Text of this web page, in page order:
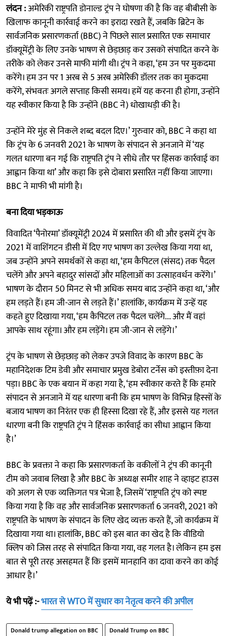
लंदन :अमेरिकी राष्ट्रपति डोनाल्ड ट्रंप ने घोषणा की है कि वह बीबीसी के
खिलाफ कानूनी कार्रवाई करने का इरादा रखते हैं, जबकि ब्रिटेन के
सार्वजनिक प्रसारणकर्ता (BBC) ने पिछले साल प्रसारित एक समाचार
डॉक्यूमेंट्री के लिए उनके भाषण से छेड़छाड़ कर उसको संपादित करने के
तरीके को लेकर उनसे माफी मांगी थी। ट्रंप ने कहा, ‘हम उन पर मुकदमा
करेंगे। हम उन पर 1 अरब से 5 अरब अमेरिकी डॉलर तक का मुकदमा
करेंगे, संभवतः अगले सप्ताह किसी समय। हमें यह करना ही होगा, उन्होंने
यह स्वीकार किया है कि उन्होंने (BBC ने) धोखाधड़ी की है।
उन्होंने मेरे मुंह से निकले शब्द बदल दिए।’ गुरुवार को, BBC ने कहा था
कि ट्रंप के 6 जनवरी 2021 के भाषण के संपादन से अनजाने में ‘यह
गलत धारणा बन गई कि राष्ट्रपति ट्रंप ने सीधे तौर पर हिंसक कार्रवाई का
आह्वान किया था’ और कहा कि इसे दोबारा प्रसारित नहीं किया जाएगा।
BBC ने माफी भी मांगी है।
बना दिया भड़काऊ
विवादित ‘पैनोरमा’ डॉक्यूमेंट्री 2024 में प्रसारित की थी और इसमें ट्रंप के
2021 में वाशिंगटन डीसी में दिए गए भाषण का उल्लेख किया गया था,
जब उन्होंने अपने समर्थकों से कहा था, ‘हम कैपिटल (संसद) तक पैदल
चलेंगे और अपने बहादुर सांसदों और महिलाओं का उत्साहवर्धन करेंगे।’
भाषण के दौरान 50 मिनट से भी अधिक समय बाद उन्होंने कहा था, ‘और
हम लड़ते हैं। हम जी-जान से लड़ते हैं।’ हालांकि, कार्यक्रम में उन्हें यह
कहते हुए दिखाया गया, ‘हम कैपिटल तक पैदल चलेंगे... और मैं वहां
आपके साथ रहूंगा। और हम लड़ेंगे। हम जी-जान से लड़ेंगे।’
ट्रंप के भाषण से छेड़छाड़ को लेकर उपजे विवाद के कारण BBC के
महानिदेशक टिम डेवी और समाचार प्रमुख डेबोरा टर्नेस को इस्तीफ़ा देना
पड़ा। BBC के एक बयान में कहा गया है, ‘हम स्वीकार करते हैं कि हमारे
संपादन से अनजाने में यह धारणा बनी कि हम भाषण के विभिन्न हिस्सों के
बजाय भाषण का निरंतर एक ही हिस्सा दिखा रहे हैं, और इससे यह गलत
धारणा बनी कि राष्ट्रपति ट्रंप ने हिंसक कार्रवाई का सीधा आह्वान किया
है।’
BBC के प्रवक्ता ने कहा कि प्रसारणकर्ता के वकीलों ने ट्रंप की कानूनी
टीम को जवाब लिखा है और BBC के अध्यक्ष समीर शाह ने व्हाइट हाउस
को अलग से एक व्यक्तिगत पत्र भेजा है, जिसमें ‘राष्ट्रपति ट्रंप को स्पष्ट
किया गया है कि वह और सार्वजनिक प्रसारणकर्ता 6 जनवरी, 2021 को
राष्ट्रपति के भाषण के संपादन के लिए खेद व्यक्त करते हैं, जो कार्यक्रम में
दिखाया गया था। हालांकि, BBC को इस बात का खेद है कि वीडियो
क्लिप को जिस तरह से संपादित किया गया, वह गलत है। लेकिन हम इस
बात से पूरी तरह असहमत हैं कि इसमें मानहानि का दावा करने का कोई
आधार है।’
ये भी पढ़ें :-भारत से WTO में सुधार का नेतृत्व करने की अपील
Donald trump allegation on BBC
Donald Trump on BBC